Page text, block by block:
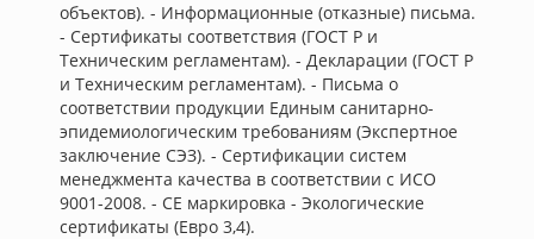
объектов). - Информационные (отказные) письма.
- Сертификаты соответствия (ГОСТ Р и
Техническим регламентам). - Декларации (ГОСТ Р
и Техническим регламентам). - Письма о
соответствии продукции Единым санитарно-
эпидемиологическим требованиям (Экспертное
заключение СЭЗ). - Сертификации систем
менеджмента качества в соответствии с ИСО
9001-2008. - CE маркировка - Экологические
сертификаты (Евро 3,4).